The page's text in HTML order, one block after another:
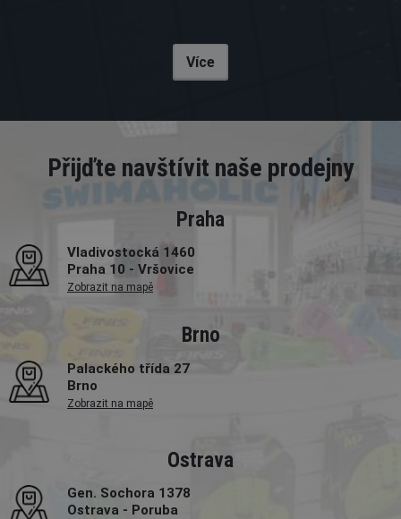
Více
Přijďte navštívit naše prodejny
Praha
Vladivostocká 1460
Praha 10 - Vršovice
Zobrazit na mapě
Brno
Palackého třída 27
Brno
Zobrazit na mapě
Ostrava
Gen. Sochora 1378
Ostrava - Poruba